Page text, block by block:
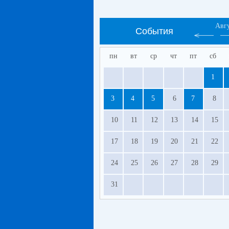
События
пн вт ср чт пт сб
1
3 4 5 6 7 8
10 11 12 13 14 15
17 18 19 20 21 22
24 25 26 27 28 29
31